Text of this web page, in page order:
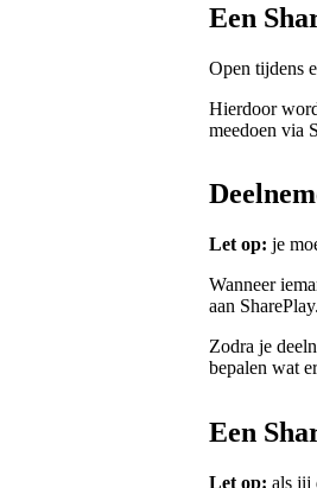
Een
Open tijdens
Hierdoor
meedoen via
Let op: je
Wanneer
aan SharePlay.
Zodra je
bepalen wat
Een
Let op: als jij